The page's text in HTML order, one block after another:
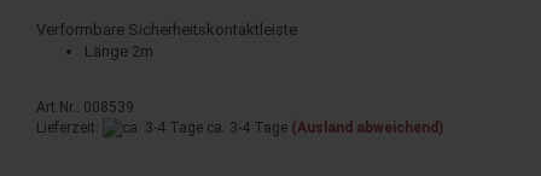
Ver­form­ba­re Si­cher­heits­kon­takt­leis­te
Länge 2m
Art.Nr.: 008539
Lieferzeit:
ca. 3-4 Tage (Ausland abweichend)